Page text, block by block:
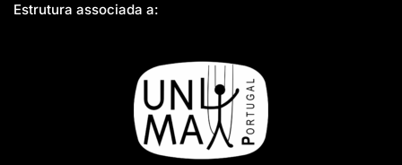
Estrutura associada a: